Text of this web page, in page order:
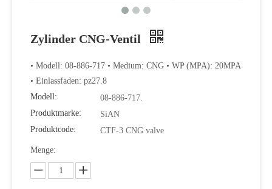
Zylinder CNG-Ventil
• Modell: 08-886-717 • Medium: CNG • WP (MPA): 20MPA
• Einlassfaden: pz27.8
Modell:
08-886-717.
Produktmarke:
SiAN
Produktcode:
CTF-3 CNG valve
Menge: